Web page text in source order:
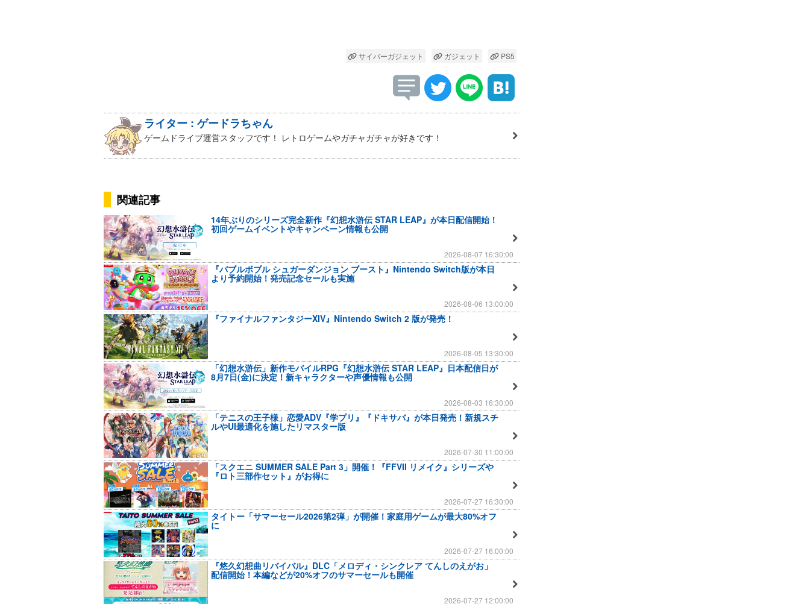
サイバーガジェット ガジェット PS5
ライター : ゲードラちゃん
ゲームドライブ運営スタッフです！ レトロゲームやガチャガチャが好きです！
関連記事
14年ぶりのシリーズ完全新作『幻想水滸伝 STAR LEAP』が本日配信開始！
初回ゲームイベントやキャンペーン情報も公開
2026-08-07 16:30:00
『バブルボブル シュガーダンジョン ブースト』Nintendo Switch版が本日
より予約開始！発売記念セールも実施
2026-08-06 13:00:00
『ファイナルファンタジーXIV』Nintendo Switch 2 版が発売！
2026-08-05 13:30:00
「幻想水滸伝」新作モバイルRPG『幻想水滸伝 STAR LEAP』日本配信日が
8月7日(金)に決定！新キャラクターや声優情報も公開
2026-08-03 16:30:00
「テニスの王子様」恋愛ADV『学プリ』『ドキサバ』が本日発売！新規スチ
ルやUI最適化を施したリマスター版
2026-07-30 11:00:00
「スクエニ SUMMER SALE Part 3」開催！『FFVII リメイク』シリーズや
『ロト三部作セット』がお得に
2026-07-27 16:30:00
タイトー「サマーセール2026第2弾」が開催！家庭用ゲームが最大80%オフ
に
2026-07-27 16:00:00
『悠久幻想曲リバイバル』DLC「メロディ・シンクレア てんしのえがお」
配信開始！本編などが20%オフのサマーセールも開催
2026-07-27 12:00:00